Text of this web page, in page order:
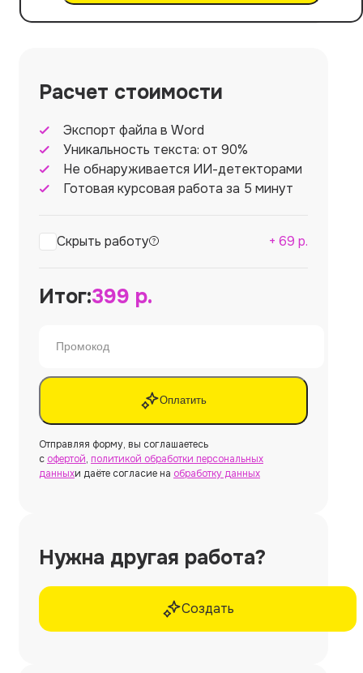
Расчет стоимости
Экспорт файла в Word
Уникальность текста: от 90%
Не обнаруживается ИИ-детекторами
Готовая курсовая работа за 5 минут
Скрыть работу + 69 р.
Итог:399 р.
Оплатить
Отправляя форму, вы соглашаетесь
с офертой, политикой обработки персональных
данныхи даёте согласие на обработку данных
Нужна другая работа?
Создать